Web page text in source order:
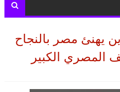
يهنئ مصر بالنجاح
المصري الكبير